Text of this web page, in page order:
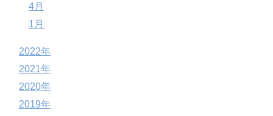
4月
1月
2022年
2021年
2020年
2019年